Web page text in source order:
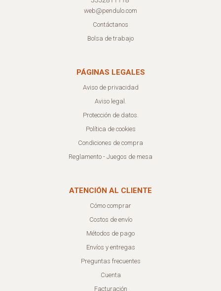
web@pendulo.com
Contáctanos
Bolsa de trabajo
PÁGINAS LEGALES
Aviso de privacidad
Aviso legal.
Protección de datos.
Política de cookies
Condiciones de compra
Reglamento - Juegos de mesa
ATENCIÓN AL CLIENTE
Cómo comprar
Costos de envío
Métodos de pago
Envíos y entregas
Preguntas frecuentes
Cuenta
Facturación